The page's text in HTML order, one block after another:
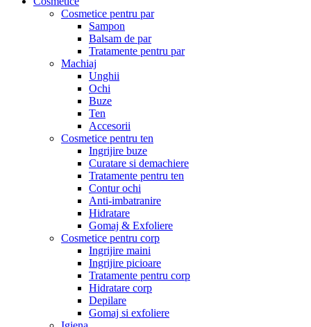
Cosmetice pentru par
Sampon
Balsam de par
Tratamente pentru par
Machiaj
Unghii
Ochi
Buze
Ten
Accesorii
Cosmetice pentru ten
Ingrijire buze
Curatare si demachiere
Tratamente pentru ten
Contur ochi
Anti-imbatranire
Hidratare
Gomaj & Exfoliere
Cosmetice pentru corp
Ingrijire maini
Ingrijire picioare
Tratamente pentru corp
Hidratare corp
Depilare
Gomaj si exfoliere